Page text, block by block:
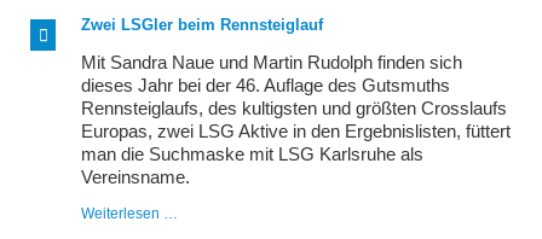
auf
der
Bahn
Zwei LSGler beim Rennsteiglauf
Mit Sandra Naue und Martin Rudolph finden sich
dieses Jahr bei der 46. Auflage des Gutsmuths
Rennsteiglaufs, des kultigsten und größten Crosslaufs
Europas, zwei LSG Aktive in den Ergebnislisten, füttert
man die Suchmaske mit LSG Karlsruhe als
Vereinsname.
Weiterlesen …